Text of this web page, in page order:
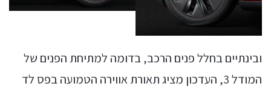
ובינתיים בחלל פנים הרכב, בדומה למתיחת הפנים של
המודל 3, העדכון מציג תאורת אווירה הטמועה בפס לד